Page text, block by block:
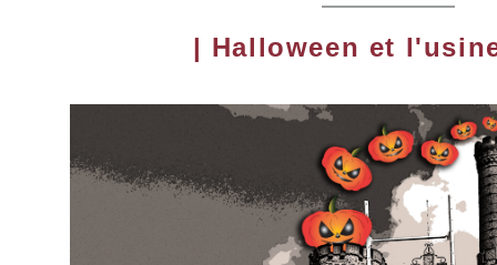
| Halloween et